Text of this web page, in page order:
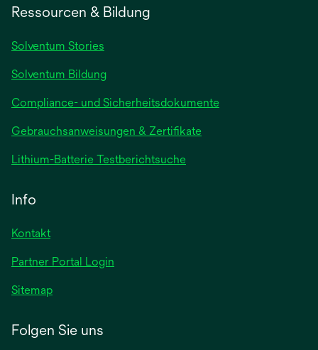
Registerkarte
Ressourcen & Bildung
Solventum Stories
Solventum Bildung
Compliance- und Sicherheitsdokumente
Gebrauchsanweisungen & Zertifikatewird
Lithium-Batterie Testberichtsuchewird
Info
Kontakt
Partner Portal Login
Sitemap
Folgen Sie uns